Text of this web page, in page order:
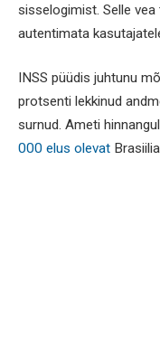
sisselogimist. Selle
autentimata
INSS püüdis juhtunu
protsenti lekkinud
surnud. Ameti
000 elus olevat